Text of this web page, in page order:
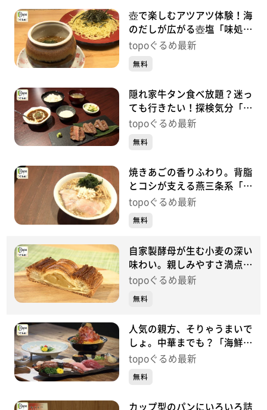
壺で楽しむアツアツ体験！海
のだしが広がる壺塩「味処・
ラーメン梅公」（青葉区小田
topoぐるめ最新
無料
隠れ家牛タン食べ放題？迷っ
ても行きたい！探検気分「仙
臺焼肉れれ」（青葉区一番
topoぐるめ最新
無料
焼きあごの香りふわり。背脂
とコシが支える燕三条系「中
華そば かけ橋」（青葉区中
topoぐるめ最新
無料
自家製酵母が生む小麦の深い
味わい。親しみやすさ満点！
「ル･マンジェ」（青葉区八
topoぐるめ最新
無料
人気の親方、そりゃうまいで
しょ。中華までも？「海鮮た
くみ」（大崎市田尻沼部新富
topoぐるめ最新
無料
カップ型のパンにいろいろ詰